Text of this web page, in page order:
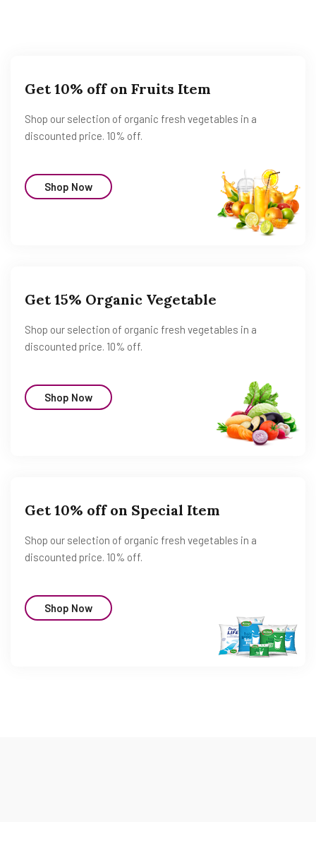
Get 10% off on Fruits Item
Shop our selection of organic fresh vegetables in a
discounted price. 10% off.
Shop Now
Get 15% Organic Vegetable
Shop our selection of organic fresh vegetables in a
discounted price. 10% off.
Shop Now
Get 10% off on Special Item
Shop our selection of organic fresh vegetables in a
discounted price. 10% off.
Shop Now